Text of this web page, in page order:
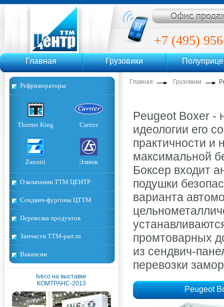
+7 (495)
+7 (495)
Главная Грузовики
Главная Грузовики
Peugeot Boxer -
идеологии его
практичности и
максимальной
Боксер входит
подушки
варианта
промтоварных
из сендвич-
перевозки
Peugeot
Рефрижераторы
Thermo King Carrier
Zanotti Элинж
О компании ТТМ ЦЕНТР
Сендвич-фургоны ЦТТМ
Перевозка продуктов
Запчасти TTM-part.ru
Вакансии
Iveco на выставке
КОМТРАНС-2013